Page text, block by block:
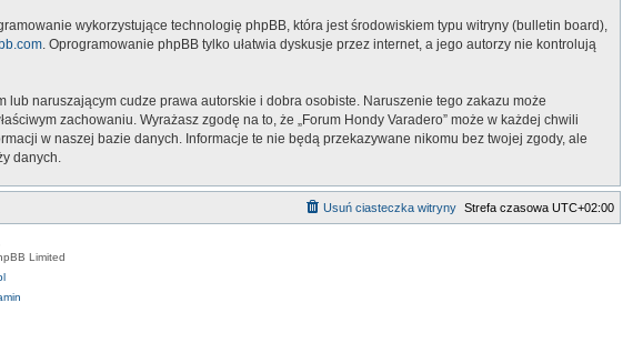
wykorzystujące technologię phpBB, która jest środowiskiem typu witryny (bulletin board),
. Oprogramowanie phpBB tylko ułatwia dyskusje przez internet, a jego autorzy nie kontrolują
naruszającym cudze prawa autorskie i dobra osobiste. Naruszenie tego zakazu może
zachowaniu. Wyrażasz zgodę na to, że „Forum Hondy Varadero” może w każdej chwili
w naszej bazie danych. Informacje te nie będą przekazywane nikomu bez twojej zgody, ale
danych.
Strefa czasowa UTC+02:00
Usuń ciasteczka witryny
Limited